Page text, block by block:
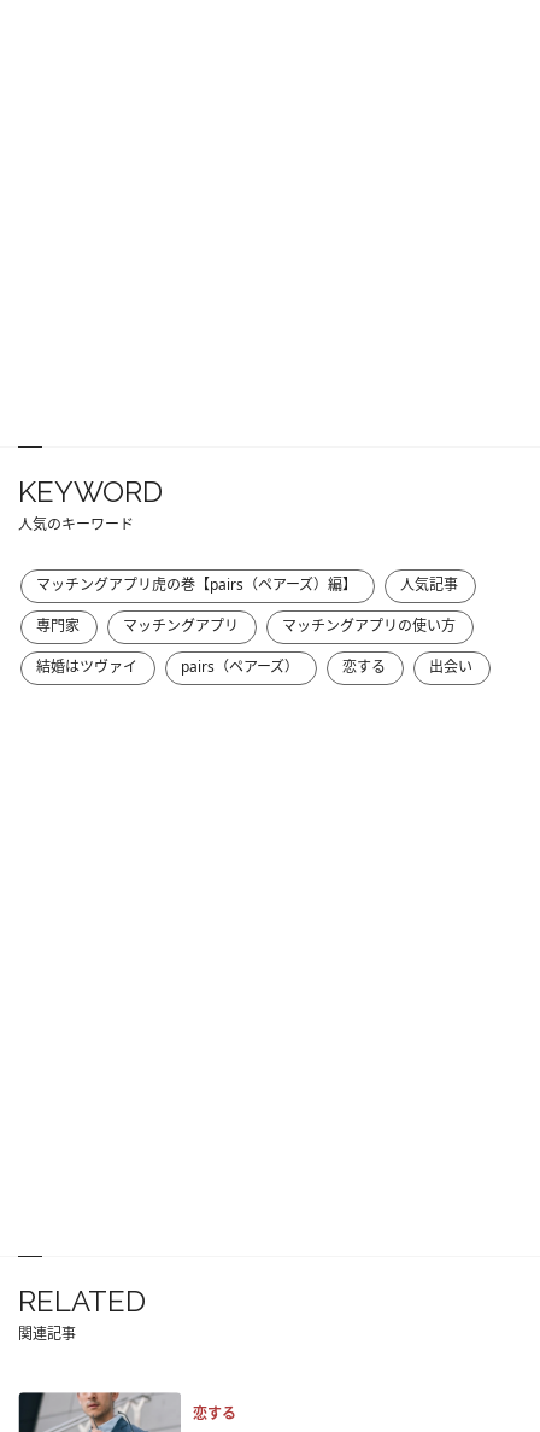
KEYWORD
人気のキーワード
マッチングアプリ虎の巻【pairs（ペアーズ）編】
人気記事
専門家
マッチングアプリ
マッチングアプリの使い方
結婚はツヴァイ
pairs（ペアーズ） 恋する 出会い
RELATED
関連記事
恋する